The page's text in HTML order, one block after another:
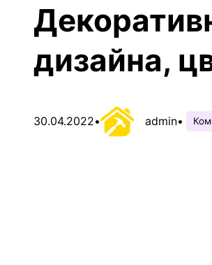
дизайна,
30.04.2022• admin•